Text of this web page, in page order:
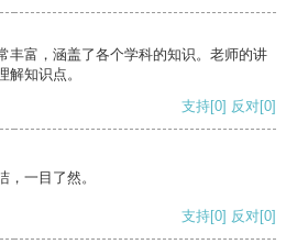
丰富，涵盖了各个学科的知识。老师的讲
解知识点。
支持[0] 反对[0]
一目了然。
支持[0] 反对[0]